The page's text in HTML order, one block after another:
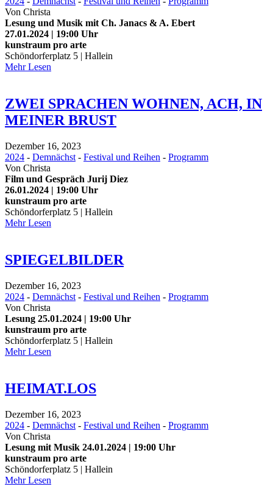
Von Christa
Lesung und Musik mit Ch. Janacs & A. Ebert
27.01.2024 | 19:00 Uhr
kunstraum pro arte
Schöndorferplatz 5 | Hallein
Mehr Lesen
ZWEI SPRACHEN WOHNEN, ACH, IN
MEINER BRUST
Dezember 16, 2023
2024 - Demnächst - Festival und Reihen - Programm
Von Christa
Film und Gespräch Jurij Diez
26.01.2024 | 19:00 Uhr
kunstraum pro arte
Schöndorferplatz 5 | Hallein
Mehr Lesen
SPIEGELBILDER
Dezember 16, 2023
2024 - Demnächst - Festival und Reihen - Programm
Von Christa
Lesung 25.01.2024 | 19:00 Uhr
kunstraum pro arte
Schöndorferplatz 5 | Hallein
Mehr Lesen
HEIMAT.LOS
Dezember 16, 2023
2024 - Demnächst - Festival und Reihen - Programm
Von Christa
Lesung mit Musik 24.01.2024 | 19:00 Uhr
kunstraum pro arte
Schöndorferplatz 5 | Hallein
Mehr Lesen